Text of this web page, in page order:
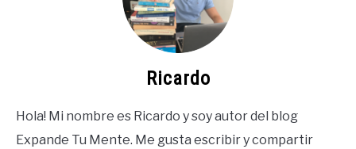
Ricardo
Hola! Mi nombre es Ricardo y soy autor del blog
Expande Tu Mente. Me gusta escribir y compartir